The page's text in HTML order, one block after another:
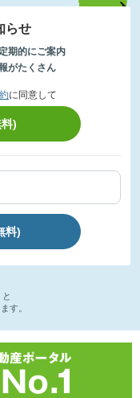
らせ
期的にご案内
がたくさん
に同意して
)
料)
す。